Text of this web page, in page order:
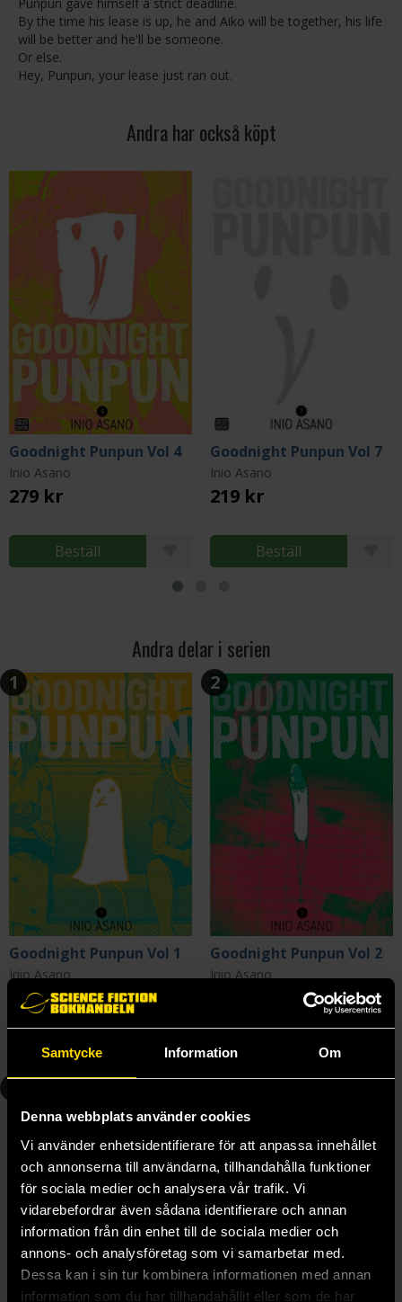
Samtycke Information Om
Denna webbplats använder cookies
Vi använder enhetsidentifierare för att anpassa innehållet
och annonserna till användarna, tillhandahålla funktioner
för sociala medier och analysera vår trafik. Vi
vidarebefordrar även sådana identifierare och annan
information från din enhet till de sociala medier och
annons- och analysföretag som vi samarbetar med.
Dessa kan i sin tur kombinera informationen med annan
information som du har tillhandahållit eller som de har
By the time his lease is up, he and Aiko will be together, his life
will be better and he'll be someone.
Or else.
Hey, Punpun, your lease just ran out.
Andra har också köpt
Goodnight Punpun Vol 4
Inio Asano
279 kr
Beställ
Goodnight Punpun Vol 7
Inio Asano
219 kr
Beställ
Andra delar i serien
1
Goodnight Punpun Vol 1
Inio Asano
279 kr
Beställ
2
Goodnight Punpun Vol 2
Inio Asano
3 4